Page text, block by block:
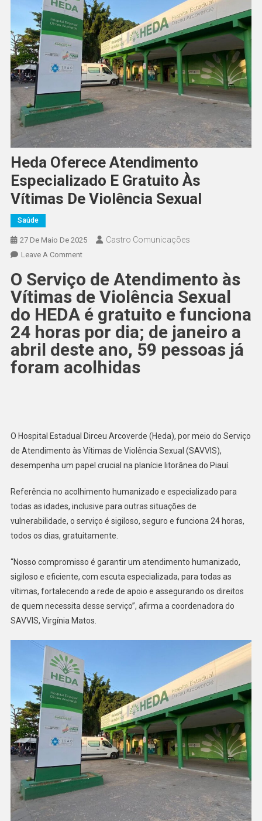
Heda Oferece Atendimento
Especializado E Gratuito Às
Vítimas De Violência Sexual
Saúde
27 De Maio De 2025 Castro Comunicações
Leave A Comment
O Serviço de Atendimento às
Vítimas de Violência Sexual
do HEDA é gratuito e funciona
24 horas por dia; de janeiro a
abril deste ano, 59 pessoas já
foram acolhidas
O Hospital Estadual Dirceu Arcoverde (Heda), por meio do Serviço
de Atendimento às Vítimas de Violência Sexual (SAVVIS),
desempenha um papel crucial na planície litorânea do Piauí.
Referência no acolhimento humanizado e especializado para
todas as idades, inclusive para outras situações de
vulnerabilidade, o serviço é sigiloso, seguro e funciona 24 horas,
todos os dias, gratuitamente.
“Nosso compromisso é garantir um atendimento humanizado,
sigiloso e eficiente, com escuta especializada, para todas as
vítimas, fortalecendo a rede de apoio e assegurando os direitos
de quem necessita desse serviço”, afirma a coordenadora do
SAVVIS, Virgínia Matos.